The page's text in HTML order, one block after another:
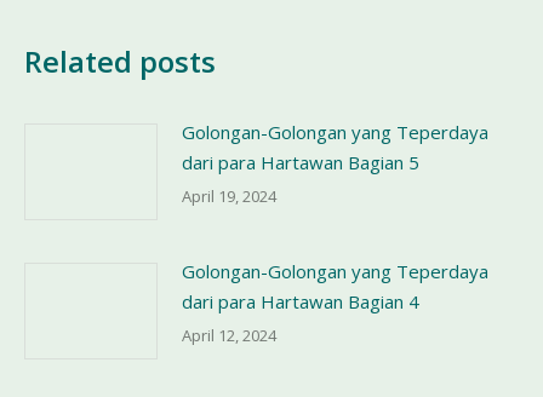
Related posts
Golongan-Golongan yang Teperdaya
dari para Hartawan Bagian 5
April 19, 2024
Golongan-Golongan yang Teperdaya
dari para Hartawan Bagian 4
April 12, 2024